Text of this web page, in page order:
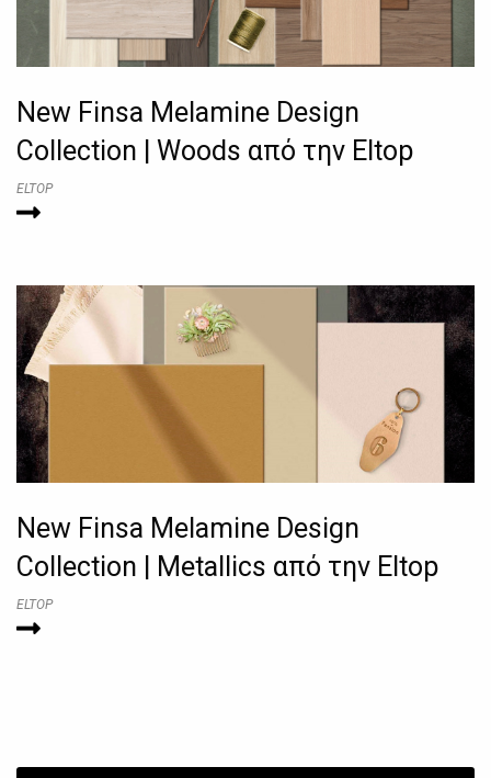
New Finsa Melamine Design
Collection | Woods από την Eltop
ELTOP
New Finsa Melamine Design
Collection | Metallics από την Eltop
ELTOP